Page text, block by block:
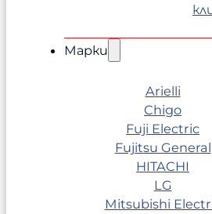
Марки
Arielli
Chigo
Fuji Electric
Fujitsu General
HITACHI
LG
Mitsubishi